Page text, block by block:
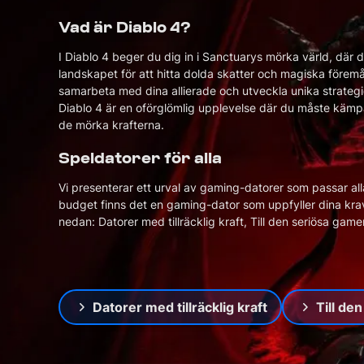
Boka en Haj
Boka ett gratis möte
Få professionell
vägledning för din
drömdator
Skärm Gamer stol
Hårddisk och SSD Nätverk
GTA5 Speldator Valorant Speldator
Vad är Diablo 4?
I Diablo 4 beger du dig in i Sanctuarys mörka värld,
landskapet för att hitta dolda skatter och magiska
samarbeta med dina allierade och utveckla unika
Diablo 4 är en oförglömlig upplevelse där du måste
de mörka krafterna.
Speldatorer för alla
Vi presenterar ett urval av gaming-datorer som passar
budget finns det en gaming-dator som uppfyller dina
nedan: Datorer med tillräcklig kraft, Till den seriösa
Datorer med tillräcklig kraft Till